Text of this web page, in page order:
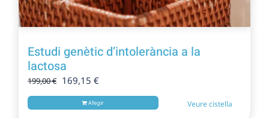
Estudi genètic d’intolerància a la
lactosa
199,00€ El
preu
original
169,15 €El
preu
actual
Veure cistella
Afegir